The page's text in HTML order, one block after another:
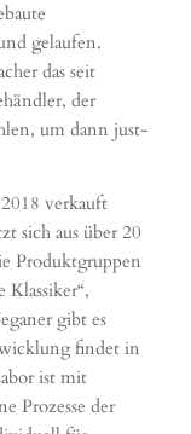
gelaufen.
das seit
der
um dann just-
verkauft
sich aus über 20
Produktgruppen
gibt es
findet in
ist mit
Prozesse der